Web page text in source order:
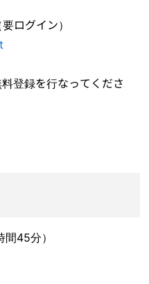
ログイン）
登録を行なってくださ
間45分）